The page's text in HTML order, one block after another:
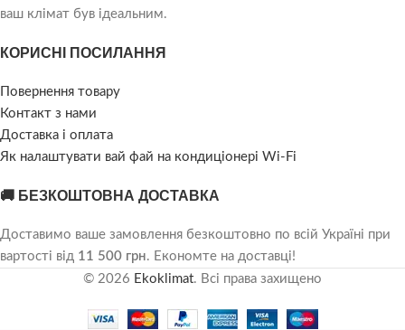
ваш клімат був ідеальним.
КОРИСНІ ПОСИЛАННЯ
Повернення товару
Контакт з нами
Доставка і оплата
Як налаштувати вай фай на кондиціонері Wi-Fi
🚚 БЕЗКОШТОВНА ДОСТАВКА
Доставимо ваше замовлення безкоштовно по всій Україні при
вартості від 11 500 грн. Економте на доставці!
© 2026 Ekoklimat. Всі права захищено